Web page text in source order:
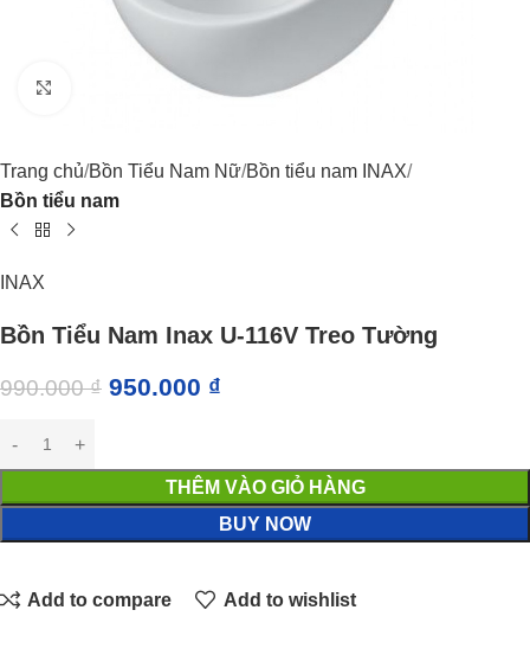
Click to enlarge
Trang chủ Bồn Tiểu Nam Nữ Bồn tiểu nam INAX
Bồn tiểu nam
INAX
Bồn Tiểu Nam Inax U-116V Treo Tường
990.000₫ 950.000 ₫
THÊM VÀO GIỎ HÀNG
BUY NOW
Add to compare Add to wishlist